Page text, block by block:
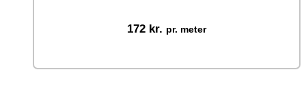
172 kr. pr. meter